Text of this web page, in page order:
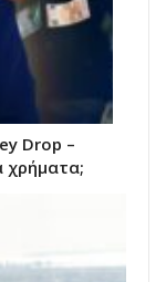
Drop –
χρήματα;